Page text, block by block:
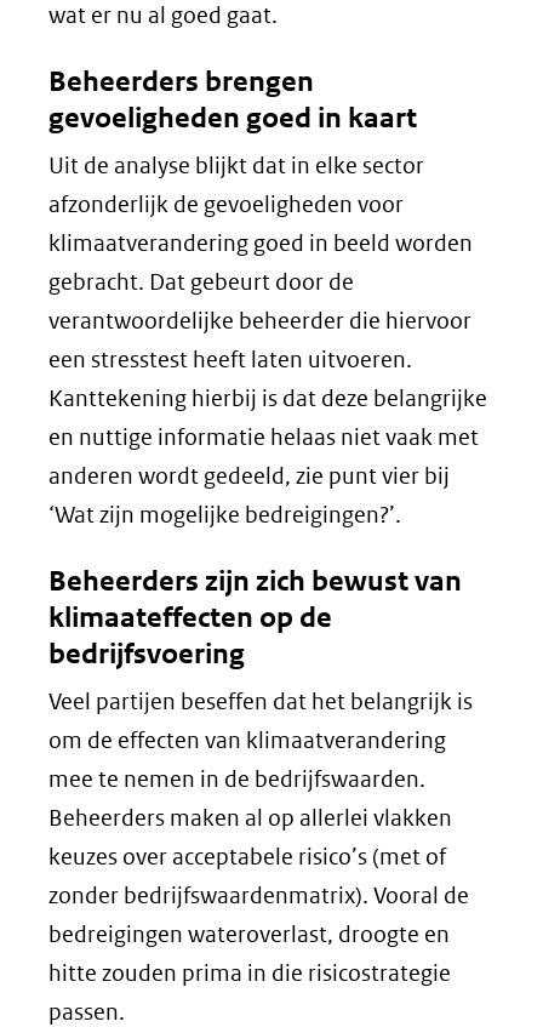
wat er nu al goed gaat.
Beheerders brengen
gevoeligheden goed in kaart
Uit de analyse blijkt dat in elke sector
afzonderlijk de gevoeligheden voor
klimaatverandering goed in beeld worden
gebracht. Dat gebeurt door de
verantwoordelijke beheerder die hiervoor
een stresstest heeft laten uitvoeren.
Kanttekening hierbij is dat deze belangrijke
en nuttige informatie helaas niet vaak met
anderen wordt gedeeld, zie punt vier bij
‘Wat zijn mogelijke bedreigingen?’.
Beheerders zijn zich bewust van
klimaateffecten op de
bedrijfsvoering
Veel partijen beseffen dat het belangrijk is
om de effecten van klimaatverandering
mee te nemen in de bedrijfswaarden.
Beheerders maken al op allerlei vlakken
keuzes over acceptabele risico’s (met of
zonder bedrijfswaardenmatrix). Vooral de
bedreigingen wateroverlast, droogte en
hitte zouden prima in die risicostrategie
passen.